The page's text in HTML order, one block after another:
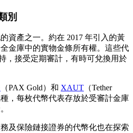
別
資產之一。約在 2017 年引入的黃
金庫中的實物金條所有權。這些代
，接受定期審計，有時可兌換用於
（PAX Gold）和 XAUT （Tether
，每枚代幣代表存放於受審計金庫
及保險鏈接證券的代幣化也在探索